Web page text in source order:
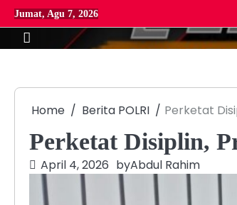
Skip
to
content
Jumat, Agu 7, 2026
Home Berita POLRI Perketat
Perketat Disiplin,
April 4, 2026 byAbdul Rahim